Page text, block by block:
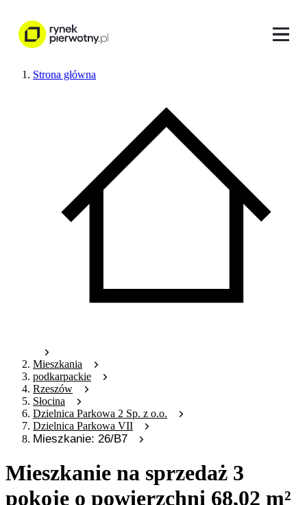
Strona główna
Mieszkania
podkarpackie
Rzeszów
Słocina
Dzielnica Parkowa 2 Sp. z o.o.
Dzielnica Parkowa VII
Mieszkanie: 26/B7
Mieszkanie na sprzedaż 3
pokoje o powierzchni 68,02 m²